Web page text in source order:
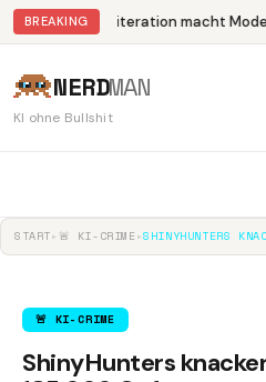
BREAKING Abliteration macht
NERDMAN
KI ohne Bullshit
START▸ 🚨 KI-CRIME▸SHINYHUNTERS
🚨 KI-CRIME
ShinyHunters